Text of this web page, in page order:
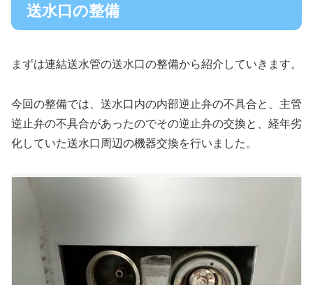
送水口の整備
まずは連結送水管の送水口の整備から紹介していきます。
今回の整備では、送水口内の内部逆止弁の不具合と、主管
逆止弁の不具合があったのでその逆止弁の交換と、経年劣
化していた送水口周辺の機器交換を行いました。